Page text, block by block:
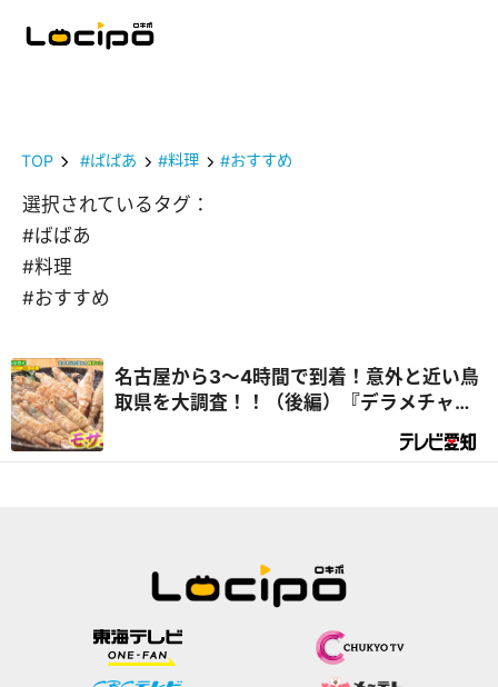
TOP #ばばあ #料理 #おすすめ
選択されているタグ：
#ばばあ
#料理
#おすすめ
名古屋から3～4時間で到着！意外と近い鳥
取県を大調査！！（後編）『デラメチャ気